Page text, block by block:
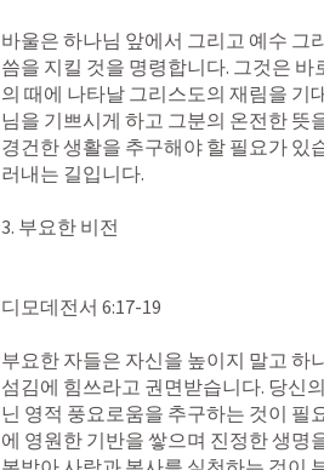
바울은 하나님 앞에서 그리고 예수 그
씀을 지킬 것을 명령합니다. 그것은
의 때에 나타날 그리스도의 재림을 기
님을 기쁘시게 하고 그분의 온전한 뜻
경건한 생활을 추구해야 할 필요가 있
러내는 길입니다.
‌3. 부요한 비전
디모데전서 6:17-19
부요한 자들은 자신을 높이지 말고 하
섬김에 힘쓰라고 권면받습니다. 당신
닌 영적 풍요로움을 추구하는 것이 필
에 영원한 기반을 쌓으며 진정한 생명